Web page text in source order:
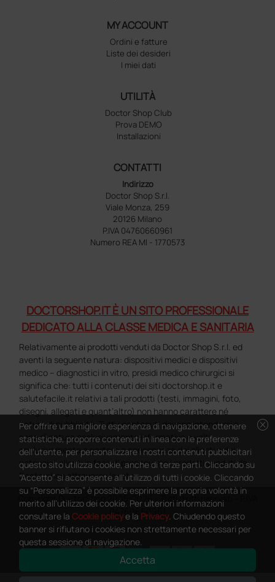
MY ACCOUNT
Ordini e fatture
Liste dei desideri
I miei dati
UTILITÀ
Doctor Shop Club
Prova DEMO
Installazioni
CONTATTI
Indirizzo
Doctor Shop S.r.l.
Viale Monza, 259
20126 Milano
P.IVA 04760660961
Numero REA MI - 1770573
DOCTORSHOP.IT È UN SITO PROFESSIONALE
DEDICATO ALLA CLASSE MEDICA E SANITARIA
Relativamente ai prodotti venduti da Doctor Shop S.r.l. ed
aventi la seguente natura: dispositivi medici e dispositivi
medico – diagnostici in vitro, presidi medico chirurgici si
significa che: tutti i contenuti dei siti doctorshop.it e
salutefacile.it relativi a tali prodotti (testi, immagini, foto,
disegni, allegati e quant’altro) non hanno carattere né
natura di pubblicità. Tutti i contenuti devono intendersi e
sono di natura esclusivamente informativa e volti
esclusivamente a portare a conoscenza dei clienti e dei
potenziali clienti in fase di preacquisto i prodotti venduti da
Doctorshop attraverso la rete.
Copyright DoctorShop 2005-2026 - Tutti diritti riservati - P.IVA
04760660961
cancel
Per offrire una migliore esperienza di navigazione, ottenere
statistiche, proporre contenuti in linea con le preferenze
dell'utente, per personalizzare i nostri contenuti pubblicitari
questo sito utilizza cookie, anche di terze parti. Cliccando su
“Accetto” si acconsente all'utilizzo di tutti i cookie. Cliccando
su “Personalizza” è possibile esprimere la propria volontà in
merito all'utilizzo dei cookie. Per ulteriori informazioni
consultare la Cookie policye la Privacy. Chiudendo questo
banner si rifiutano i cookies non strettamente necessari per
questa sessione di navigazione.
Accetta